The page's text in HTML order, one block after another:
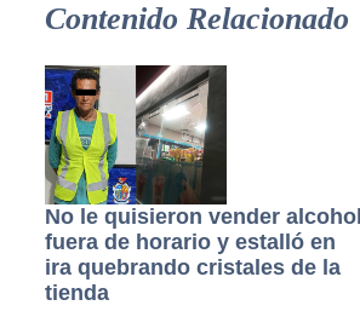
Contenido Relacionado
No le quisieron vender alcohol
fuera de horario y estalló en
ira quebrando cristales de la
tienda